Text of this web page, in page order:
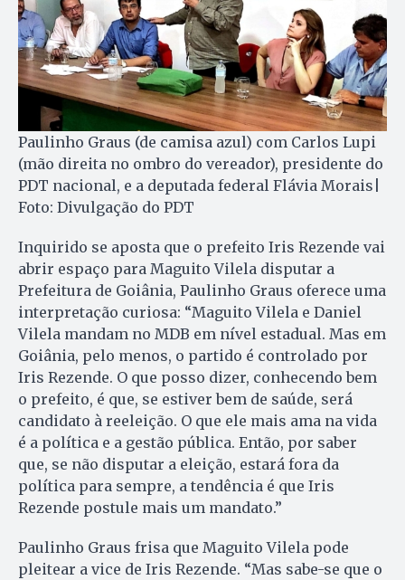
Paulinho Graus (de camisa azul) com Carlos Lupi
(mão direita no ombro do vereador), presidente do
PDT nacional, e a deputada federal Flávia Morais|
Foto: Divulgação do PDT
Inquirido se aposta que o prefeito Iris Rezende vai
abrir espaço para Maguito Vilela disputar a
Prefeitura de Goiânia, Paulinho Graus oferece uma
interpretação curiosa: “Maguito Vilela e Daniel
Vilela mandam no MDB em nível estadual. Mas em
Goiânia, pelo menos, o partido é controlado por
Iris Rezende. O que posso dizer, conhecendo bem
o prefeito, é que, se estiver bem de saúde, será
candidato à reeleição. O que ele mais ama na vida
é a política e a gestão pública. Então, por saber
que, se não disputar a eleição, estará fora da
política para sempre, a tendência é que Iris
Rezende postule mais um mandato.”
Paulinho Graus frisa que Maguito Vilela pode
pleitear a vice de Iris Rezende. “Mas sabe-se que o